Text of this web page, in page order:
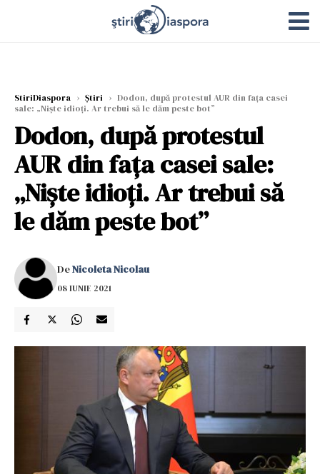
StiriDiaspora › Știri › Dodon, după protestul AUR din faţa casei
sale: „Nişte idioţi. Ar trebui să le dăm peste bot”
Dodon, după protestul
AUR din faţa casei sale:
„Nişte idioţi. Ar trebui să
le dăm peste bot”
DeNicoleta Nicolau
08 IUNIE 2021